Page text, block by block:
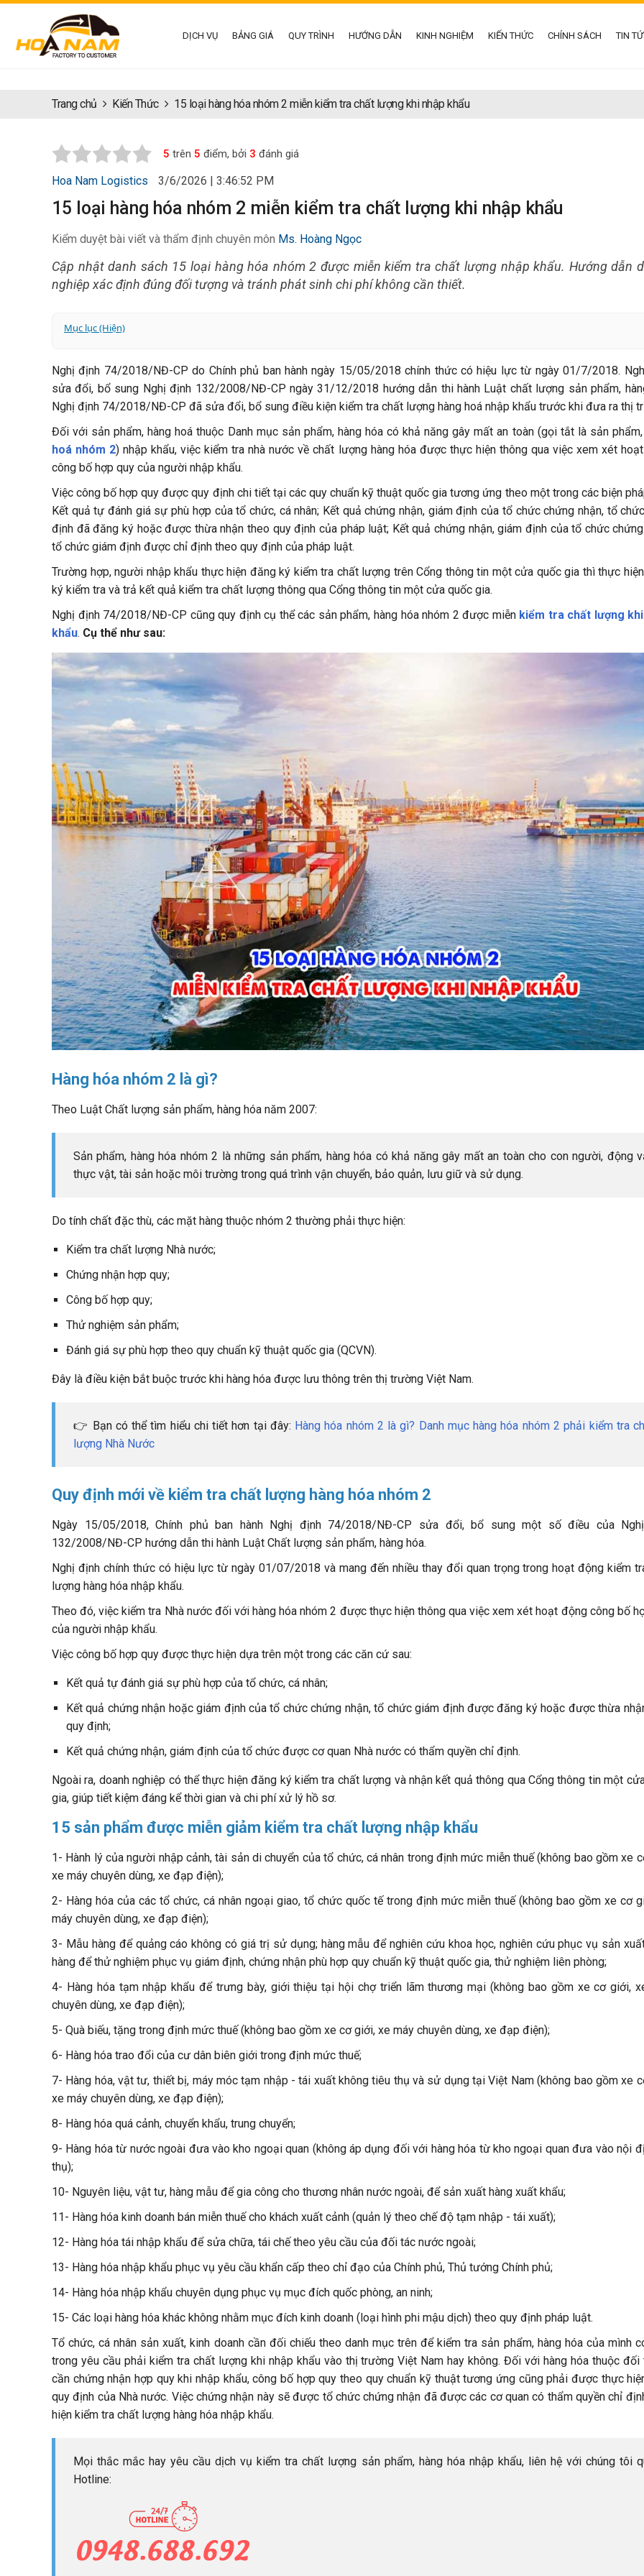
DỊCH VỤ BẢNG GIÁ QUY TRÌNH HƯỚNG DẪN KINH NGHIỆM KIẾN THỨC CHÍNH SÁCH TIN
Trang chủ Kiến Thức 15 loại hàng hóa nhóm 2 miễn kiểm tra chất lượng khi nhập khẩu
5 trên 5 điểm, bởi 3 đánh giá
Hoa Nam Logistics 3/6/2026 | 3:46:52 PM
15 loại hàng hóa nhóm 2 miễn kiểm tra chất lượng khi nhập khẩu
Kiểm duyệt bài viết và thẩm định chuyên môn Ms. Hoàng Ngọc
Cập nhật danh sách 15 loại hàng hóa nhóm 2 được miễn kiểm tra chất lượng nhập khẩu. Hướng dẫn
nghiệp xác định đúng đối tượng và tránh phát sinh chi phí không cần thiết.
Mục lục (Hiện)
Quy định mới về kiểm tra chất lượng hàng hóa nhóm 2
15 sản phẩm được miễn giảm kiểm tra chất lượng nhập khẩu
Doanh nghiệp cần lưu ý gì?
Hoa Nam Logistics - Hỗ trợ thủ tục kiểm tra chất lượng hàng nhập khẩu
Nghị định 74/2018/NĐ-CP do Chính phủ ban hành ngày 15/05/2018 chính thức có hiệu lực từ ngày 01/7/2018.
sửa đổi, bổ sung Nghị định 132/2008/NĐ-CP ngày 31/12/2018 hướng dẫn thi hành Luật chất lượng sản phẩm,
Nghị định 74/2018/NĐ-CP đã sửa đổi, bổ sung điều kiện kiểm tra chất lượng hàng hoá nhập khẩu trước khi đưa ra thị
Đối với sản phẩm, hàng hoá thuộc Danh mục sản phẩm, hàng hóa có khả năng gây mất an toàn (gọi tắt là sản
hoá nhóm 2) nhập khẩu, việc kiểm tra nhà nước về chất lượng hàng hóa được thực hiện thông qua việc xem xét
công bố hợp quy của người nhập khẩu.
Việc công bố hợp quy được quy định chi tiết tại các quy chuẩn kỹ thuật quốc gia tương ứng theo một trong các biện
Kết quả tự đánh giá sự phù hợp của tổ chức, cá nhân; Kết quả chứng nhận, giám định của tổ chức chứng nhận, tổ
định đã đăng ký hoặc được thừa nhận theo quy định của pháp luật; Kết quả chứng nhận, giám định của tổ chức
tổ chức giám định được chỉ định theo quy định của pháp luật.
Trường hợp, người nhập khẩu thực hiện đăng ký kiểm tra chất lượng trên Cổng thông tin một cửa quốc gia thì thực
ký kiểm tra và trả kết quả kiểm tra chất lượng thông qua Cổng thông tin một cửa quốc gia.
Nghị định 74/2018/NĐ-CP cũng quy định cụ thể các sản phẩm, hàng hóa nhóm 2 được miễn kiểm tra chất lượng
khẩu. Cụ thể như sau:
Hàng hóa nhóm 2 là gì?
Theo Luật Chất lượng sản phẩm, hàng hóa năm 2007:
Sản phẩm, hàng hóa nhóm 2 là những sản phẩm, hàng hóa có khả năng gây mất an toàn cho con người, động
thực vật, tài sản hoặc môi trường trong quá trình vận chuyển, bảo quản, lưu giữ và sử dụng.
Do tính chất đặc thù, các mặt hàng thuộc nhóm 2 thường phải thực hiện:
Kiểm tra chất lượng Nhà nước;
Chứng nhận hợp quy;
Công bố hợp quy;
Thử nghiệm sản phẩm;
Đánh giá sự phù hợp theo quy chuẩn kỹ thuật quốc gia (QCVN).
Đây là điều kiện bắt buộc trước khi hàng hóa được lưu thông trên thị trường Việt Nam.
👉 Bạn có thể tìm hiểu chi tiết hơn tại đây: Hàng hóa nhóm 2 là gì? Danh mục hàng hóa nhóm 2 phải kiểm tra
lượng Nhà Nước
Quy định mới về kiểm tra chất lượng hàng hóa nhóm 2
Ngày 15/05/2018, Chính phủ ban hành Nghị định 74/2018/NĐ-CP sửa đổi, bổ sung một số điều của
132/2008/NĐ-CP hướng dẫn thi hành Luật Chất lượng sản phẩm, hàng hóa.
Nghị định chính thức có hiệu lực từ ngày 01/07/2018 và mang đến nhiều thay đổi quan trọng trong hoạt động kiểm
lượng hàng hóa nhập khẩu.
Theo đó, việc kiểm tra Nhà nước đối với hàng hóa nhóm 2 được thực hiện thông qua việc xem xét hoạt động công bố
của người nhập khẩu.
Việc công bố hợp quy được thực hiện dựa trên một trong các căn cứ sau:
Kết quả tự đánh giá sự phù hợp của tổ chức, cá nhân;
Kết quả chứng nhận hoặc giám định của tổ chức chứng nhận, tổ chức giám định được đăng ký hoặc được thừa
quy định;
Kết quả chứng nhận, giám định của tổ chức được cơ quan Nhà nước có thẩm quyền chỉ định.
Ngoài ra, doanh nghiệp có thể thực hiện đăng ký kiểm tra chất lượng và nhận kết quả thông qua Cổng thông tin một
gia, giúp tiết kiệm đáng kể thời gian và chi phí xử lý hồ sơ.
15 sản phẩm được miễn giảm kiểm tra chất lượng nhập khẩu
1- Hành lý của người nhập cảnh, tài sản di chuyển của tổ chức, cá nhân trong định mức miễn thuế (không bao gồm xe
xe máy chuyên dùng, xe đạp điện);
2- Hàng hóa của các tổ chức, cá nhân ngoại giao, tổ chức quốc tế trong định mức miễn thuế (không bao gồm xe cơ
máy chuyên dùng, xe đạp điện);
3- Mẫu hàng để quảng cáo không có giá trị sử dụng; hàng mẫu để nghiên cứu khoa học, nghiên cứu phục vụ sản
hàng để thử nghiệm phục vụ giám định, chứng nhận phù hợp quy chuẩn kỹ thuật quốc gia, thử nghiệm liên phòng;
4- Hàng hóa tạm nhập khẩu để trưng bày, giới thiệu tại hội chợ triển lãm thương mại (không bao gồm xe cơ giới,
chuyên dùng, xe đạp điện);
5- Quà biếu, tặng trong định mức thuế (không bao gồm xe cơ giới, xe máy chuyên dùng, xe đạp điện);
6- Hàng hóa trao đổi của cư dân biên giới trong định mức thuế;
7- Hàng hóa, vật tư, thiết bị, máy móc tạm nhập - tái xuất không tiêu thụ và sử dụng tại Việt Nam (không bao gồm xe
xe máy chuyên dùng, xe đạp điện);
8- Hàng hóa quá cảnh, chuyển khẩu, trung chuyển;
9- Hàng hóa từ nước ngoài đưa vào kho ngoại quan (không áp dụng đối với hàng hóa từ kho ngoại quan đưa vào nội
thụ);
10- Nguyên liệu, vật tư, hàng mẫu để gia công cho thương nhân nước ngoài, để sản xuất hàng xuất khẩu;
11- Hàng hóa kinh doanh bán miễn thuế cho khách xuất cảnh (quản lý theo chế độ tạm nhập - tái xuất);
12- Hàng hóa tái nhập khẩu để sửa chữa, tái chế theo yêu cầu của đối tác nước ngoài;
13- Hàng hóa nhập khẩu phục vụ yêu cầu khẩn cấp theo chỉ đạo của Chính phủ, Thủ tướng Chính phủ;
14- Hàng hóa nhập khẩu chuyên dụng phục vụ mục đích quốc phòng, an ninh;
15- Các loại hàng hóa khác không nhằm mục đích kinh doanh (loại hình phi mậu dịch) theo quy định pháp luật.
Tổ chức, cá nhân sản xuất, kinh doanh cần đối chiếu theo danh mục trên để kiểm tra sản phẩm, hàng hóa của mình
trong yêu cầu phải kiểm tra chất lượng khi nhập khẩu vào thị trường Việt Nam hay không. Đối với hàng hóa thuộc đối
cần chứng nhận hợp quy khi nhập khẩu, công bố hợp quy theo quy chuẩn kỹ thuật tương ứng cũng phải được thực
quy định của Nhà nước. Việc chứng nhận này sẽ được tổ chức chứng nhận đã được các cơ quan có thẩm quyền chỉ
hiện kiểm tra chất lượng hàng hóa nhập khẩu.
Mọi thắc mắc hay yêu cầu dịch vụ kiểm tra chất lượng sản phẩm, hàng hóa nhập khẩu, liên hệ với chúng tôi
Hotline: